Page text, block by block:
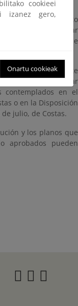
este Departamento
a rectificar
con el deslinde
la correspondiente
pudieran acreditar
contemplados en el
o en la Disposición
julio, de Costas.
y los planos que
aprobados pueden
cookieei
izanez gero,
Onartu cookieak